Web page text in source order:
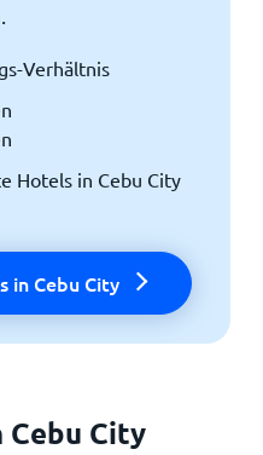
Verhältnis
Hotels in Cebu City
in Cebu City
City